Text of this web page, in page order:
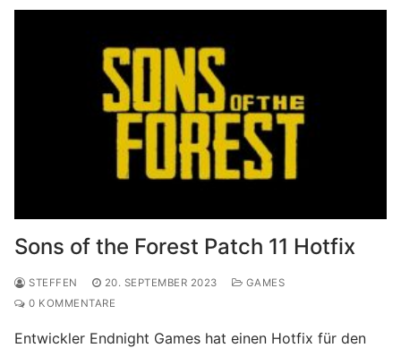
Sons of the Forest Patch 11 Hotfix
STEFFEN 20. SEPTEMBER 2023
GAMES
0 KOMMENTARE
Entwickler Endnight Games hat einen Hotfix für den